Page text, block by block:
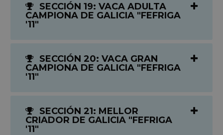
SECCIÓN 19: VACA ADULTA
CAMPIONA DE GALICIA "FEFRIGA
'11"
SECCIÓN 20: VACA GRAN
CAMPIONA DE GALICIA "FEFRIGA
'11"
SECCIÓN 21: MELLOR
CRIADOR DE GALICIA "FEFRIGA
'11"